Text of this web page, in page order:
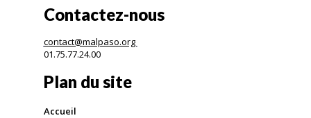
Contactez-nous
contact@malpaso.org
01.75.77.24.00
Plan du site
Accueil